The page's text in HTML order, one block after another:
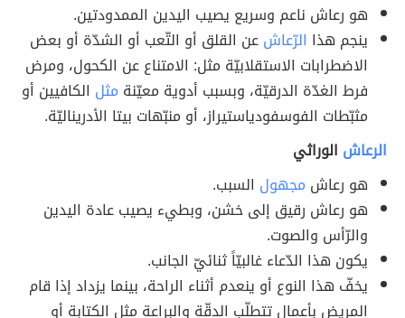
هو رعاش ناعم وسريع يصيب اليدين الممدودتين.
ينجم هذا الرّعاشعن القلق أو التّعب أو الشدّة أو بعض
الاضطرابات الاستقلابيّة مثل: الامتناع عن الكحول، ومرض
فرط الغدّة الدرقيّة، وبسبب أدوية معيّنة مثل الكافيين أو
مثبّطات الفوسفودياستيراز، أو منبّهات بيتا الأدريناليّة.
الرعاش الوراثي
هو رعاش مجهول السبب.
هو رعاش رقيق إلى خشن، وبطيء يصيب عادة اليدين
والرّأس والصوت.
يكون هذا الدّعاء غالبيّاً ثنائيّ الجانب.
يخفّ هذا النوع أو ينعدم أثناء الراحة، بينما يزداد إذا قام
المريض بأعمال تتطلّب الدقّة والبراعة مثل الكتابة أو